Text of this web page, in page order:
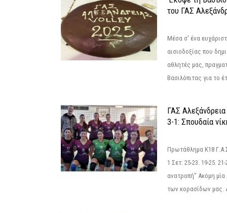
του ΓΑΣ
Μέσα σ' ένα
αισιοδοξίας που
αθλητές μας,
Βασιλόπιτας για το
ΓΑΣ
3-1: Σπουδαία
Πρωτάθλημα Κ18
1 Σετ: 25-23. 19-25.
ανατροπή" Ακόμη μία
των κορασίδων μας.